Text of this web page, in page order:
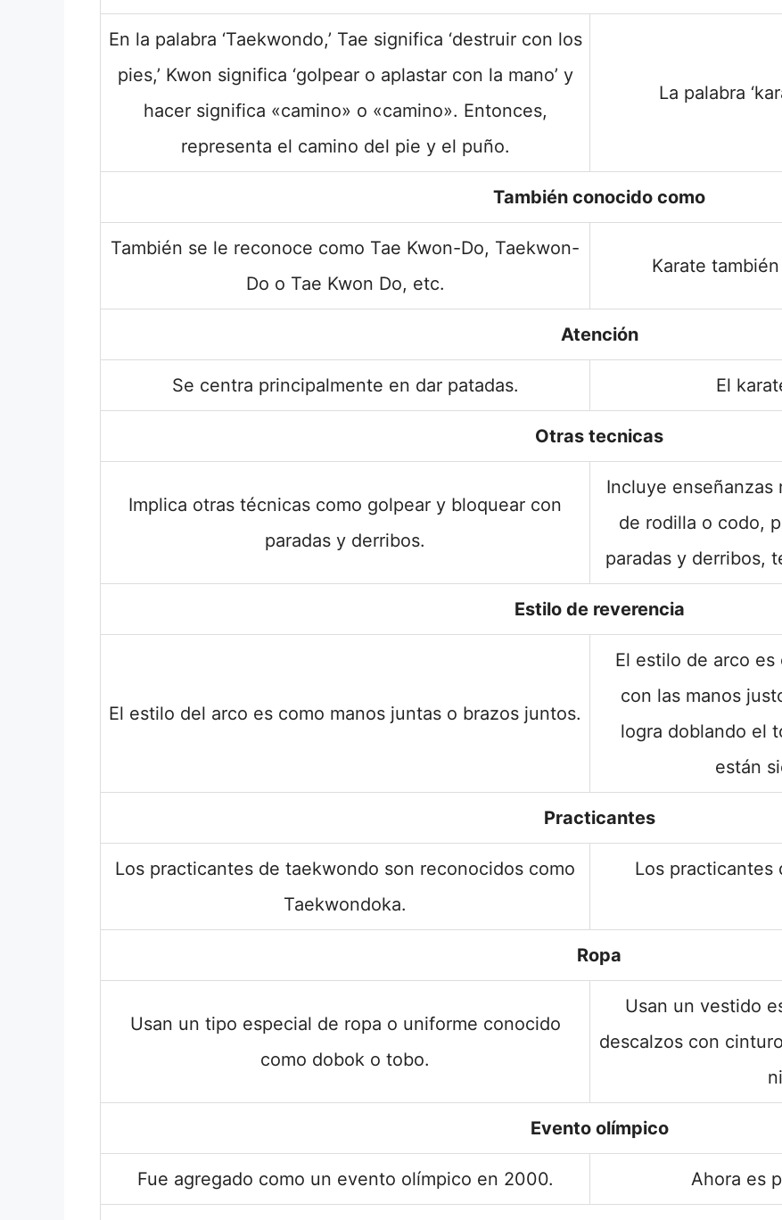
En la palabra ‘Taekwondo,’ Tae significa ‘destruir con los
pies,’ Kwon significa ‘golpear o aplastar con la mano’ y
hacer significa «camino» o «camino». Entonces,
representa el camino del pie y el puño.
La palabra
También conocido como
También se le reconoce como Tae Kwon-Do, Taekwon-
Do o Tae Kwon Do, etc.
Karate
Atención
Se centra principalmente en dar patadas. El
Otras tecnicas
Implica otras técnicas como golpear y bloquear con
paradas y derribos.
Incluye
de rodilla o codo,
paradas y derribos,
Estilo de reverencia
El estilo del arco es como manos juntas o brazos juntos.
El estilo de arco
con las manos
logra doblando el
están
Practicantes
Los practicantes de taekwondo son reconocidos como
Taekwondoka.
Los practicantes
Ropa
Usan un tipo especial de ropa o uniforme conocido
como dobok o tobo.
Usan un vestido
descalzos con
Evento olímpico
Fue agregado como un evento olímpico en 2000. Ahora es